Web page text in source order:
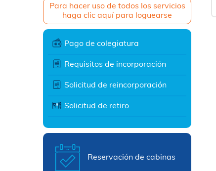
Para hacer uso de todos los servicios
haga clic aquí para loguearse
Pago de colegiatura
Requisitos de incorporación
Solicitud de reincorporación
Solicitud de retiro
Reservación de cabinas